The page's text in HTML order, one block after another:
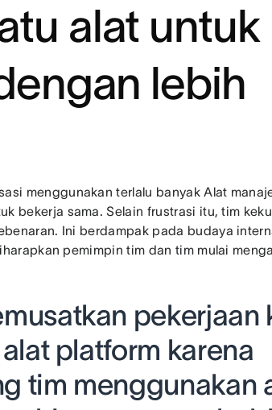
alat untuk
lebih
menggunakan terlalu banyak Alat
bekerja sama. Selain frustrasi itu, tim
Ini berdampak pada budaya
pemimpin tim dan tim mulai
pekerjaan
platform karena
tim menggunakan